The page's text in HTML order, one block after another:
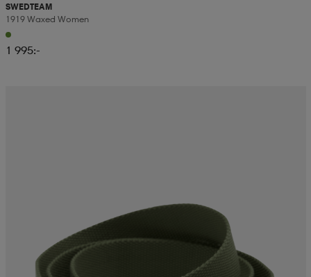
SWEDTEAM
1919 Waxed Women
1 995:-